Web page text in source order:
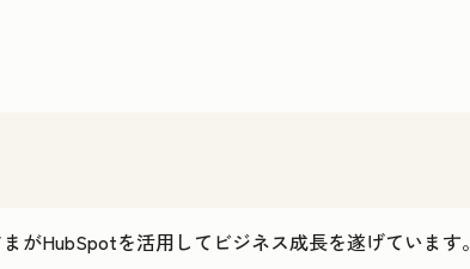
がHubSpotを活用してビジネス成長を遂げています。